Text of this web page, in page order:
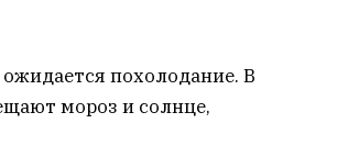
похолодание. В
мороз и солнце,